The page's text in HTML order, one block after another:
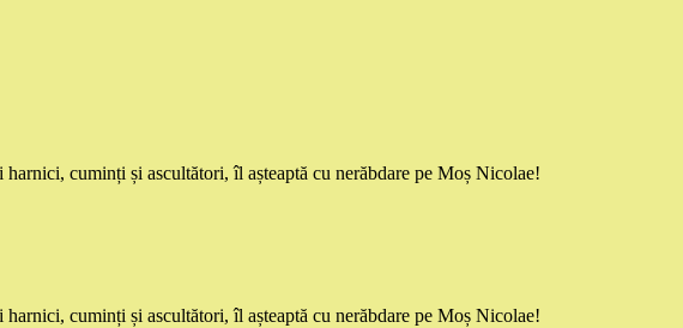
cuminți și ascultători, îl așteaptă cu nerăbdare pe Moș Nicolae!
cuminți și ascultători, îl așteaptă cu nerăbdare pe Moș Nicolae!